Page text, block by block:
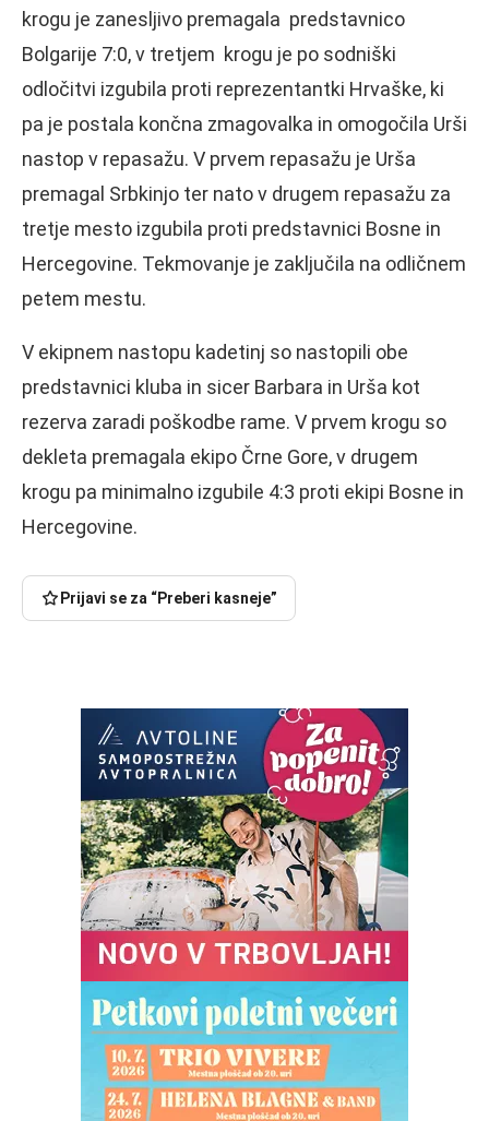
krogu je zanesljivo premagala predstavnico
Bolgarije 7:0, v tretjem krogu je po sodniški
odločitvi izgubila proti reprezentantki Hrvaške, ki
pa je postala končna zmagovalka in omogočila Urši
nastop v repasažu. V prvem repasažu je Urša
premagal Srbkinjo ter nato v drugem repasažu za
tretje mesto izgubila proti predstavnici Bosne in
Hercegovine. Tekmovanje je zaključila na odličnem
petem mestu.
V ekipnem nastopu kadetinj so nastopili obe
predstavnici kluba in sicer Barbara in Urša kot
rezerva zaradi poškodbe rame. V prvem krogu so
dekleta premagala ekipo Črne Gore, v drugem
krogu pa minimalno izgubile 4:3 proti ekipi Bosne in
Hercegovine.
Prijavi se za “Preberi kasneje”